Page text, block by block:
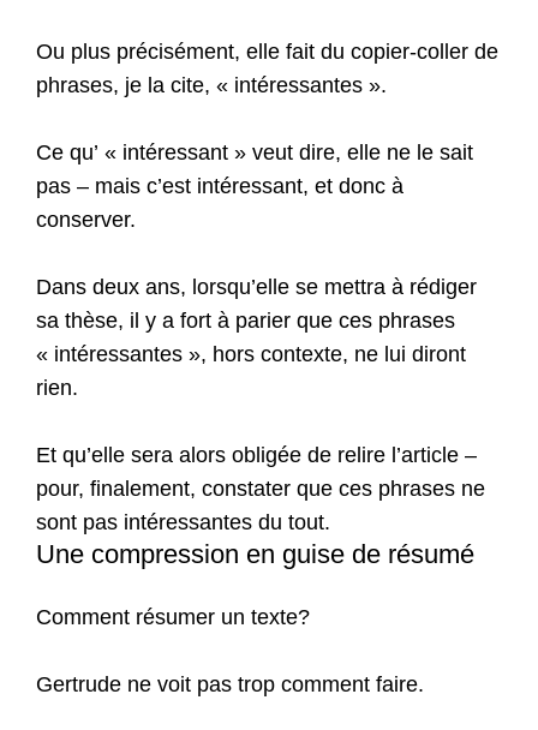
Ou plus précisément, elle fait du copier-coller de
phrases, je la cite, « intéressantes ».
Ce qu’ « intéressant » veut dire, elle ne le sait
pas – mais c’est intéressant, et donc à
conserver.
Dans deux ans, lorsqu’elle se mettra à rédiger
sa thèse, il y a fort à parier que ces phrases
« intéressantes », hors contexte, ne lui diront
rien.
Et qu’elle sera alors obligée de relire l’article –
pour, finalement, constater que ces phrases ne
sont pas intéressantes du tout.
Une compression en guise de résumé
Comment résumer un texte?
Gertrude ne voit pas trop comment faire.